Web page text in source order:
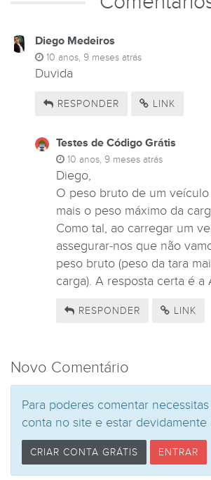
Diego Medeiros
10 anos, 9 meses atrás
Duvida
RESPONDER LINK
Testes de Código Grátis
10 anos, 9 meses atrás
Diego,
O peso bruto de um
mais o peso máximo da
Como tal, ao carregar um
assegurar-nos que não
peso bruto (peso da tara
carga). A resposta certa é a
RESPONDER LINK
Novo Comentário
Para poderes comentar
conta no site e estar devidamente
CRIAR CONTA GRÁTIS ENTRAR